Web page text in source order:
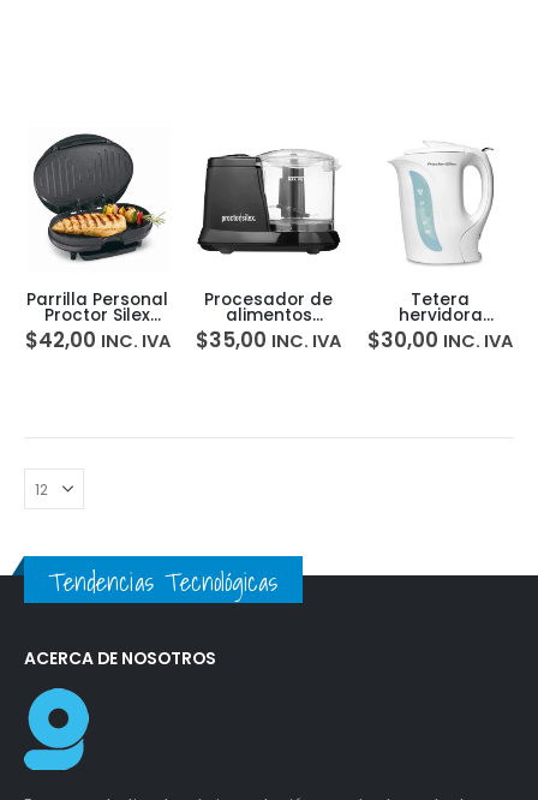
Parrilla Personal
Proctor Silex
25218P
$42,00 INC. IVA
Procesador de
alimentos
Proctor Silex
72507
$35,00 INC. IVA
Tetera
hervidora
Proctor Silex
K2070Y
$30,00 INC. IVA
Tendencias Tecnológicas
ACERCA DE NOSOTROS